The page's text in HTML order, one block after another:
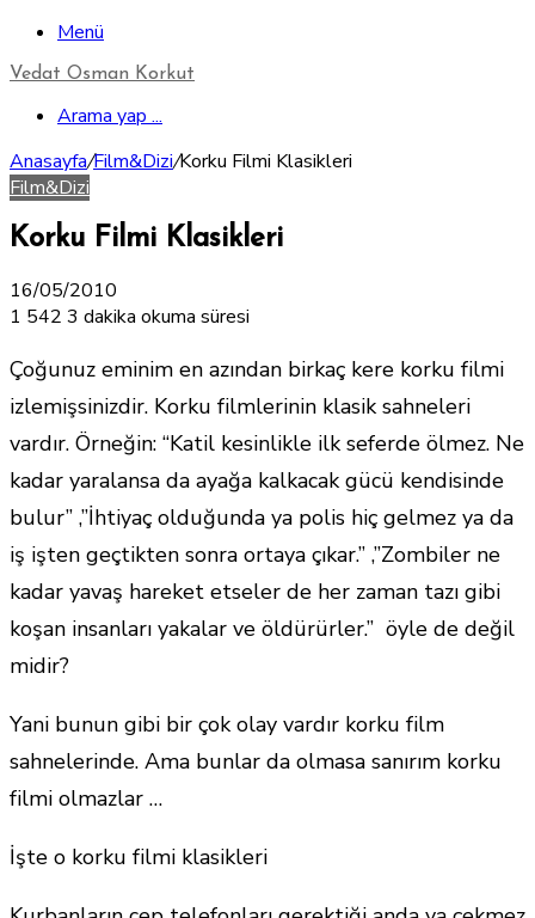
Menü
Vedat Osman Korkut
Arama yap ...
Anasayfa/Film&Dizi/Korku Filmi Klasikleri
Film&Dizi
Korku Filmi Klasikleri
16/05/2010
1 542 3 dakika okuma süresi
Çoğunuz eminim en azından birkaç kere korku filmi
izlemişsinizdir. Korku filmlerinin klasik sahneleri
vardır. Örneğin: “Katil kesinlikle ilk seferde ölmez. Ne
kadar yaralansa da ayağa kalkacak gücü kendisinde
bulur” ,”İhtiyaç olduğunda ya polis hiç gelmez ya da
iş işten geçtikten sonra ortaya çıkar.” ,”Zombiler ne
kadar yavaş hareket etseler de her zaman tazı gibi
koşan insanları yakalar ve öldürürler.” öyle de değil
midir?
Yani bunun gibi bir çok olay vardır korku film
sahnelerinde. Ama bunlar da olmasa sanırım korku
filmi olmazlar …
İşte o korku filmi klasikleri